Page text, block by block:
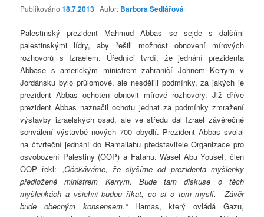
Publikováno18.7.2013 | Autor: Barbora Sedlářová
Palestinský prezident Mahmud Abbas se sejde s dalšími
palestinskými lídry, aby řešili možnost obnovení mírových
rozhovorů s Izraelem. Úředníci tvrdí, že jednání prezidenta
Abbase s americkým ministrem zahraničí Johnem Kerrym v
Jordánsku bylo průlomové, ale nesdělili podmínky, za jakých je
prezident Abbas ochoten obnovit mírové rozhovory. Již dříve
prezident Abbas naznačil ochotu jednat za podmínky zmražení
výstavby izraelských osad, ale ve středu dal Izrael závěrečné
schválení výstavbě nových 700 obydlí. Prezident Abbas svolal
na čtvrteční jednání do Ramallahu představitele Organizace pro
osvobození Palestiny (OOP) a Fatahu. Wasel Abu Yousef, člen
OOP řekl: „Očekáváme, že slyšíme od prezidenta myšlenky
předložené ministrem Kerrym. Bude tam diskuse o těch
myšlenkách a všichni budou říkat, co si o tom myslí. Závěr
bude obecným konsensem.“ Hamas, který ovládá Gazu,